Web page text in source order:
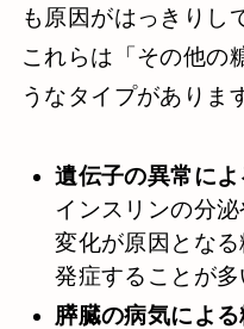
も原因がはっきりし
これらは「その他の
うなタイプがありま
遺伝子の異常によ
インスリンの分
変化が原因とな
発症することが多
膵臓の病気によ